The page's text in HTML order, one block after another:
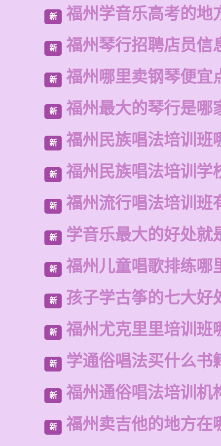
新 福州学音乐高考的地
新 福州琴行招聘店员信
新 福州哪里卖钢琴便宜
新 福州最大的琴行是哪
新 福州民族唱法培训班
新 福州民族唱法培训学
新 福州流行唱法培训班
新 学音乐最大的好处就
新 福州儿童唱歌排练哪
新 孩子学古筝的七大好
新 福州尤克里里培训班
新 学通俗唱法买什么书
新 福州通俗唱法培训机
新 福州卖吉他的地方在